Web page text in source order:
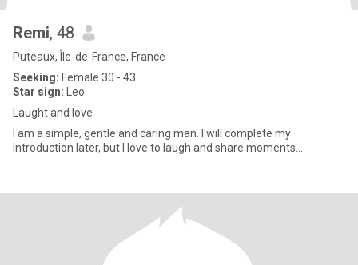
Remi, 48
Puteaux, Île-de-France, France
Seeking: Female 30 - 43
Star sign: Leo
Laught and love
I am a simple, gentle and caring man. I will complete my
introduction later, but I love to laugh and share moments...